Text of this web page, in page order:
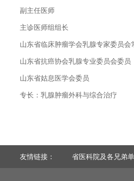
副主任医师
主诊医师组组长
山东省临床肿瘤学会乳腺专家委员
山东省抗癌协会乳腺专业委员会委员
山东省姑息医学会委员
专长：乳腺肿瘤外科与综合治疗
友情链接： 省医科院及各兄弟